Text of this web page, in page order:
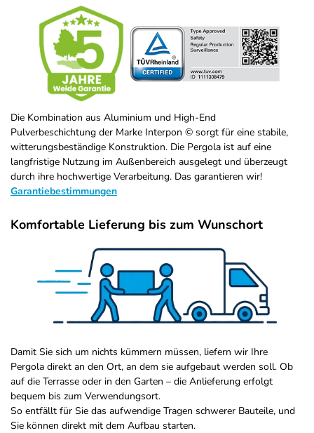
Die Kombination aus Aluminium und High-End
Pulverbeschichtung der Marke Interpon © sorgt für eine stabile,
witterungsbeständige Konstruktion. Die Pergola ist auf eine
langfristige Nutzung im Außenbereich ausgelegt und überzeugt
durch ihre hochwertige Verarbeitung. Das garantieren wir!
Garantiebestimmungen
Komfortable Lieferung bis zum Wunschort
Damit Sie sich um nichts kümmern müssen, liefern wir Ihre
Pergola direkt an den Ort, an dem sie aufgebaut werden soll. Ob
auf die Terrasse oder in den Garten – die Anlieferung erfolgt
bequem bis zum Verwendungsort.
So entfällt für Sie das aufwendige Tragen schwerer Bauteile, und
Sie können direkt mit dem Aufbau starten.